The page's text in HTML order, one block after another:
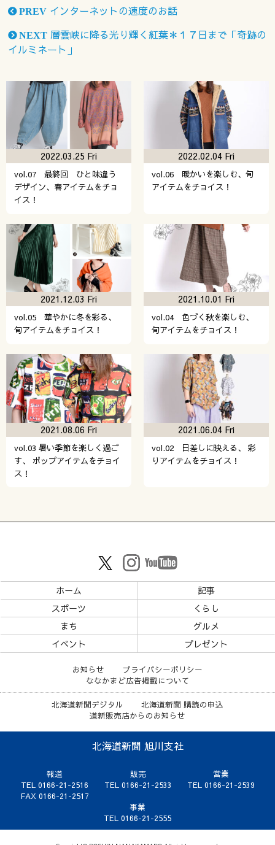
PREV インターネットの速度のお話
NEXT 層雲峡に降る光り輝く紅葉＊１７日まで「奇跡の
イルミネート」
vol.07 最終回 ひと味違う
デザイン、春アイテムをチョ
イス！
2022.03.25 Fri
vol.06 暖かいを楽しむ、旬
アイテムをチョイス！
2022.02.04 Fri
vol.05 華やかに冬を彩る、
旬アイテムをチョイス！
2021.12.03 Fri
vol.04 色づく秋を楽しむ、
旬アイテムをチョイス！
2021.10.01 Fri
vol.03 暑い季節を楽しく過ご
す、 ポップアイテムをチョイ
ス！
2021.08.06 Fri
vol.02 日差しに映える、 彩
りアイテムをチョイス！
2021.06.04 Fri
ホーム
記事
スポーツ
くらし
まち
グルメ
イベント
プレゼント
お知らせ
プライバシーポリシー
ななかまど広告掲載について
北海道新聞デジタル
北海道新聞 購読の申込
道新販売店からのお知らせ
北海道新聞 旭川支社
報道
TEL 0166-21-2516
FAX 0166-21-2517
販売
TEL 0166-21-2533
営業
TEL 0166-21-2539
事業
TEL 0166-21-2555